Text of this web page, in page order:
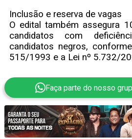
Inclusão e reserva de vagas
O edital também assegura
candidatos com
candidatos negros,
515/1993 e a Lei nº 5.732/
Faça parte do nosso